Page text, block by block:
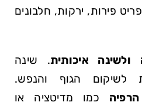
פירות, ירקות, חלבונים‌
איכותית. שינה
לשיקום⁣ הגוף והנפש.
כמו מדיטציה ⁢או